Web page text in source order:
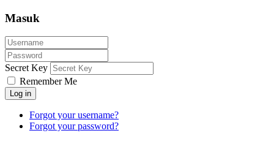
Masuk
Secret Key
Remember Me
Log in
Forgot your username?
Forgot your password?